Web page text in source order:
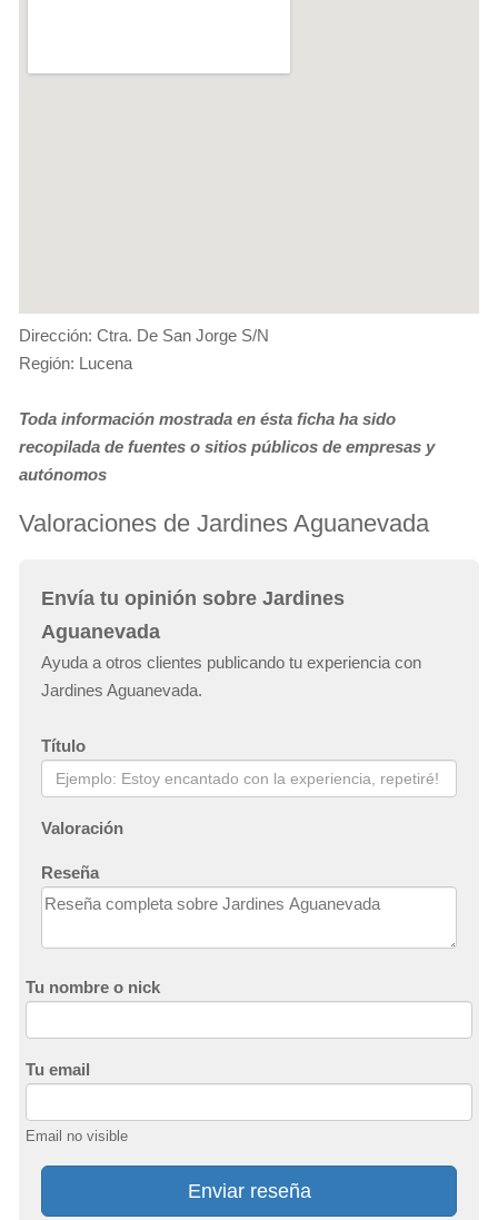
Dirección: Ctra. De San Jorge S/N
Región: Lucena
Toda información mostrada en ésta ficha ha sido
recopilada de fuentes o sitios públicos de empresas y
autónomos
Valoraciones de Jardines Aguanevada
Envía tu opinión sobre Jardines
Aguanevada
Ayuda a otros clientes publicando tu experiencia con
Jardines Aguanevada.
Título
Valoración
Reseña
Tu nombre o nick
Tu email
Email no visible
Enviar reseña